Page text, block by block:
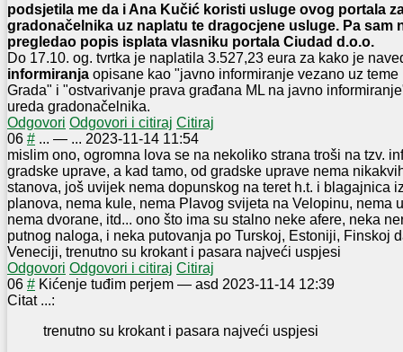
podsjetila me da i Ana Kučić koristi usluge ovog portala
gradonačelnika uz naplatu te dragocjene usluge. Pa sam
pregledao popis isplata vlasniku portala Ciudad d.o.o.
Do 17.10. og. tvrtka je naplatila 3.527,23 eura za kako je
informiranja opisane kao "javno informiranje vezano uz
Grada" i "ostvarivanje prava građana ML na javno
ureda gradonačelnika.
Odgovori Odgovori i citiraj Citiraj
06 # ... — ... 2023-11-14 11:54
mislim ono, ogromna lova se na nekoliko strana troši na tzv.
gradske uprave, a kad tamo, od gradske uprave nema
stanova, još uvijek nema dopunskog na teret h.t. i blagajnica
planova, nema kule, nema Plavog svijeta na Velopinu, nema
nema dvorane, itd... ono što ima su stalno neke afere, neka
putnog naloga, i neka putovanja po Turskoj, Estoniji, Finskoj
Veneciji, trenutno su krokant i pasara najveći uspjesi
Odgovori Odgovori i citiraj Citiraj
06 # Kićenje tuđim perjem — asd 2023-11-14 12:39
Citat ...:
trenutno su krokant i pasara najveći uspjesi